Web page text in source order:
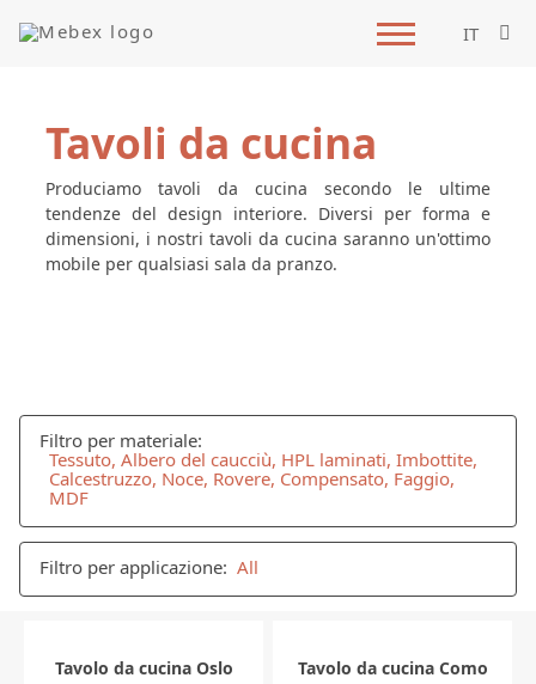
IT
Tavoli da cucina
Produciamo tavoli da cucina secondo le ultime
tendenze del design interiore. Diversi per forma e
dimensioni, i nostri tavoli da cucina saranno un'ottimo
mobile per qualsiasi sala da pranzo.
Filtro per materiale:
Tessuto, Albero del caucciù, HPL laminati, Imbottite,
Calcestruzzo, Noce, Rovere, Compensato, Faggio,
MDF
Filtro per applicazione: All
Tavolo da cucina Oslo Tavolo da cucina Como